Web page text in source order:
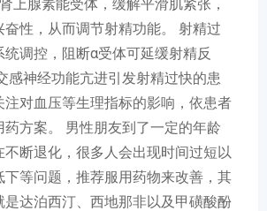
上腺素能受体，缓解平滑肌紧张，
奋性，从而调节射精功能。 射精过
调控，阻断α受体可延缓射精反
感神经功能亢进引发射精过快的患
注对血压等生理指标的影响，依患者
方案。 男性朋友到了一定的年龄
不断退化，很多人会出现时间过短以
下等问题，推荐服用药物来改善，其
是达泊西汀、西地那非以及甲磺酸酚